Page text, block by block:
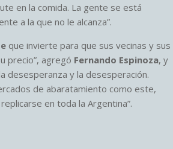
en la comida. La gente se está
a la que no le alcanza”.
que invierte para que sus vecinas y sus
precio”, agregó Fernando Espinoza, y
desesperanza y la desesperación.
de abaratamiento como este,
en toda la Argentina”.